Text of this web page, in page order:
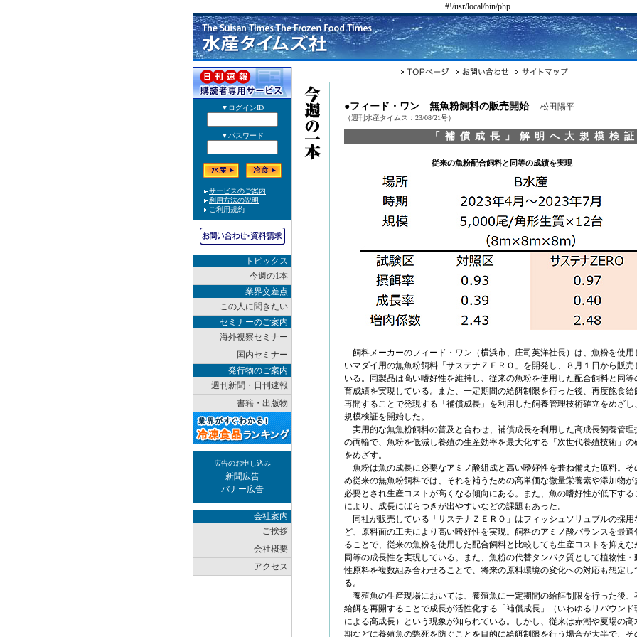
#!/usr/local/bin/php
トピックス
今週の1本
業界交差点
この人に聞きたい
セミナーのご案内
海外視察セミナー
国内セミナー
発行物のご案内
週刊新聞・日刊速報
書籍・出版物
広告のお申し込み
新聞広告
バナー広告
会社案内
ご挨拶
会社概要
アクセス
●フィード・ワン 無魚粉飼料の販売開始 松田陽平
（週刊水産タイムス：23/08/21号）
「補償成長」解明へ大規模検
従来の魚粉配合飼料と同等の成績を実現
飼料メーカーのフィード・ワン（横浜市、庄司英洋社長）は、魚粉を使用
いマダイ用の無魚粉飼料「サステナＺＥＲＯ」を開発し、８月１日から販売
いる。同製品は高い嗜好性を維持し、従来の魚粉を使用した配合飼料と同等
育成績を実現している。また、一定期間の給餌制限を行った後、再度飽食給
再開することで発現する「補償成長」を利用した飼養管理技術確立をめざし
規模検証を開始した。
実用的な無魚粉飼料の普及と合わせ、補償成長を利用した高成長飼養管理
の両輪で、魚粉を低減し養殖の生産効率を最大化する「次世代養殖技術」の
をめざす。
魚粉は魚の成長に必要なアミノ酸組成と高い嗜好性を兼ね備えた原料。そ
め従来の無魚粉飼料では、それを補うための高単価な微量栄養素や添加物が
必要とされ生産コストが高くなる傾向にある。また、魚の嗜好性が低下する
により、成長にばらつきが出やすいなどの課題もあった。
同社が販売している「サステナＺＥＲＯ」はフィッシュソリュブルの採用
ど、原料面の工夫により高い嗜好性を実現。飼料のアミノ酸バランスを最適
ることで、従来の魚粉を使用した配合飼料と比較しても生産コストを抑えな
同等の成長性を実現している。また、魚粉の代替タンパク質として植物性・
性原料を複数組み合わせることで、将来の原料環境の変化への対応も想定し
る。
養殖魚の生産現場においては、養殖魚に一定期間の給餌制限を行った後、
給餌を再開することで成長が活性化する「補償成長」（いわゆるリバウンド
による高成長）という現象が知られている。しかし、従来は赤潮や夏場の高
期などに養殖魚の斃死を防ぐことを目的に給餌制限を行う場合が大半で、そ